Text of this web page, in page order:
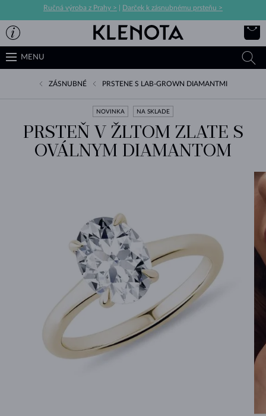
Ručná výroba z Prahy > Darček k zásnubnému prsteňu >
MENU
ZÁSNUBNÉ PRSTENE S LAB-GROWN DIAMANTMI
NOVINKA NA SKLADE
PRSTEŇ V ŽLTOM ZLATE S
OVÁLNYM DIAMANTOM